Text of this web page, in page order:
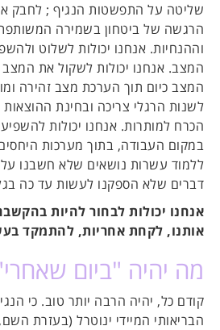
שליטה על התפשטות הנגיף ; לחבק
הרגשה של ביטחון בשמירה
וההנחיות. אנחנו יכולות לשלוט
המצב. אנחנו יכולות לשקול את המצב
המצב כיום תוך הערכת מצב זהירה
לשנות הרגלי צריכה ובחינת ההוצאות
הכרח למותרות. אנחנו יכולות
במקום העבודה, בתוך מערכות היחסים
ללמוד עשרות נושאים שלא חשבנו
דברים שלא הספקנו לעשות עד כה
אנחנו יכולות לבחור להיות
אותנו, לקחת אחריות, להתמקד
מה יהיה "ביום
קודם כל, יהיה הרבה יותר טוב. כי
הבריאותי המיידי ינוטרל (בעזרת